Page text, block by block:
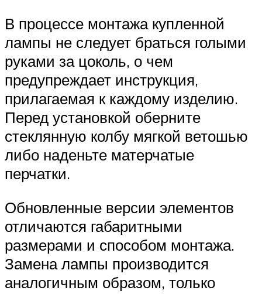
В процессе монтажа купленной
лампы не следует браться голыми
руками за цоколь, о чем
предупреждает инструкция,
прилагаемая к каждому изделию.
Перед установкой оберните
стеклянную колбу мягкой ветошью
либо наденьте матерчатые
перчатки.
Обновленные версии элементов
отличаются габаритными
размерами и способом монтажа.
Замена лампы производится
аналогичным образом, только